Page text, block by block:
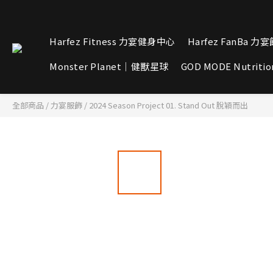
Harfez Fitness 力宴健身中心
Harfez FanBa 力宴
Monster Planet｜健獸星球
GOD MODE
全部商品 /力宴服飾 / 2024 Season Project 01. Stand Out 脫穎而出